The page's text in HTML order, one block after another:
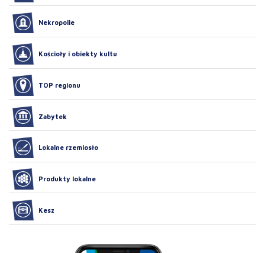
Nekropolie
Kościoły i obiekty kultu
TOP regionu
Zabytek
Lokalne rzemiosło
Produkty lokalne
Kesz